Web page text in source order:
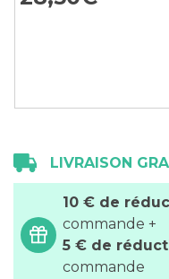
images
LIVRAISON
10 € de
commande +
5 € de
commande